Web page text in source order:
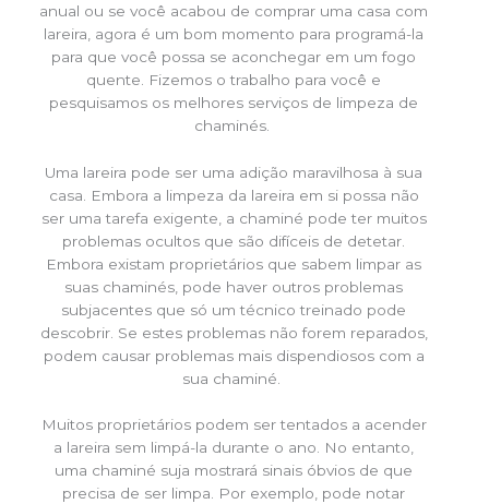
anual ou se você acabou de comprar uma casa com
lareira, agora é um bom momento para programá-la
para que você possa se aconchegar em um fogo
quente. Fizemos o trabalho para você e
pesquisamos os melhores serviços de limpeza de
chaminés.
Uma lareira pode ser uma adição maravilhosa à sua
casa. Embora a limpeza da lareira em si possa não
ser uma tarefa exigente, a chaminé pode ter muitos
problemas ocultos que são difíceis de detetar.
Embora existam proprietários que sabem limpar as
suas chaminés, pode haver outros problemas
subjacentes que só um técnico treinado pode
descobrir. Se estes problemas não forem reparados,
podem causar problemas mais dispendiosos com a
sua chaminé.
Muitos proprietários podem ser tentados a acender
a lareira sem limpá-la durante o ano. No entanto,
uma chaminé suja mostrará sinais óbvios de que
precisa de ser limpa. Por exemplo, pode notar